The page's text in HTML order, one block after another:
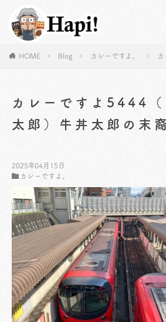
HOME Blog カレーですよ。
カレーですよ5444
太郎）牛丼太郎の末
2025年04月15日
カレーですよ。